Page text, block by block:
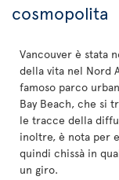
cosmopolita
Vancouver è stata
della vita nel Nord
famoso parco
Bay Beach, che si
le tracce della
inoltre, è nota per
quindi chissà in
un giro.